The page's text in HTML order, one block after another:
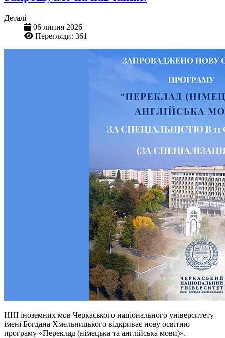
Деталі
06 липня 2026
Перегляди: 361
ННІ іноземних мов Черкаського національного університету
імені Богдана Хмельницького відкриває нову освітню
програму «Переклад (німецька та англійська мови)».